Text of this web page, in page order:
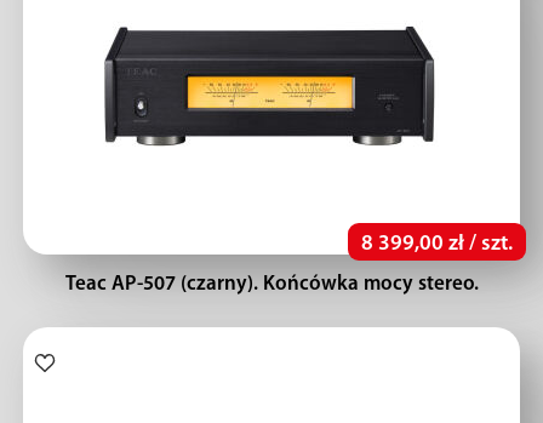
8 399,00 zł / szt.
Teac AP-507 (czarny). Końcówka mocy stereo.